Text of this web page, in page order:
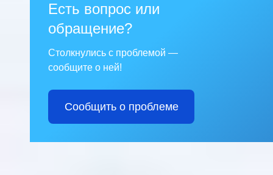
Есть вопрос или
обращение?
Столкнулись с проблемой —
сообщите о ней!
Сообщить о проблеме